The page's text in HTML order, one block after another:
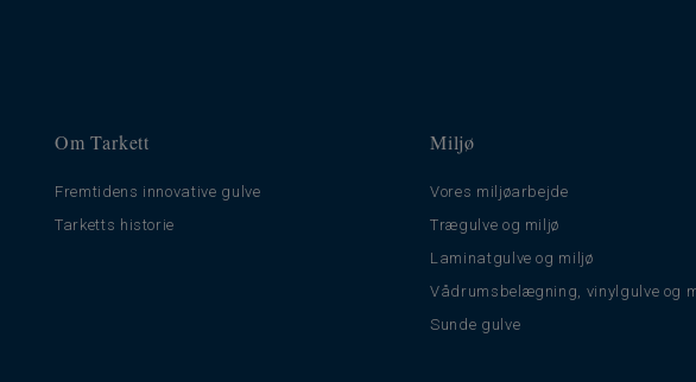
Om Tarkett
Fremtidens innovative gulve
Tarketts historie
Miljø
Vores miljøarbejde
Trægulve og miljø
Laminatgulve og miljø
Vådrumsbelægning, vinylgulve og
Sunde gulve